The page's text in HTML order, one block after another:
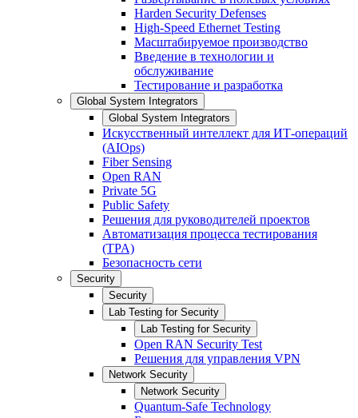
Harden Security Defenses
High-Speed Ethernet Testing
Масштабируемое производство
Введение в технологии и
обслуживание
Тестирование и разработка
Global System Integrators
Global System Integrators
Искусственный интеллект для ИТ-операций
(AIOps)
Fiber Sensing
Open RAN
Private 5G
Public Safety
Решения для руководителей проектов
Автоматизация процесса тестирования
(TPA)
Безопасность сети
Security
Security
Lab Testing for Security
Lab Testing for Security
Open RAN Security Test
Решения для управления VPN
Network Security
Network Security
Quantum-Safe Technology